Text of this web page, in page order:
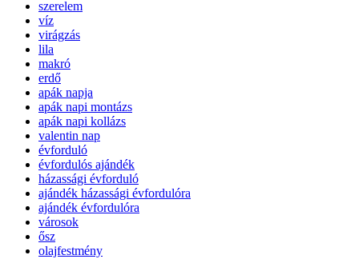
szerelem
víz
virágzás
lila
makró
erdő
apák napja
apák napi montázs
apák napi kollázs
valentin nap
évforduló
évfordulós ajándék
házassági évforduló
ajándék házassági évfordulóra
ajándék évfordulóra
városok
ősz
olajfestmény